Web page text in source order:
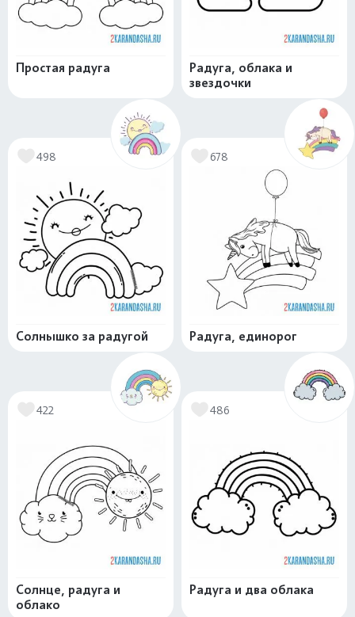
Простая радуга
Радуга, облака и
звездочки
498
Солнышко за радугой
678
Радуга, единорог
422
Солнце, радуга и
облако
486
Радуга и два облака